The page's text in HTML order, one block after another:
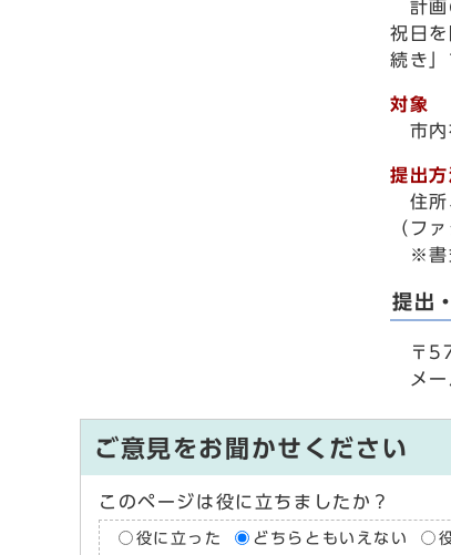
計画
祝日
続き」
対象
市内
提出方
住所
（フ
※書
提出
〒
メー
ご意見をお聞かせください
このページは役に立ちましたか？
役に立った どちらともいえない